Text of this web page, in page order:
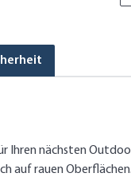
Ihren nächsten
rauen